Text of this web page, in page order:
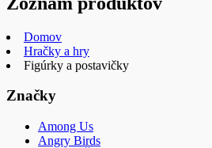
Domov
Hračky a hry
Figúrky a postavičky
Značky
Among Us
Angry Birds